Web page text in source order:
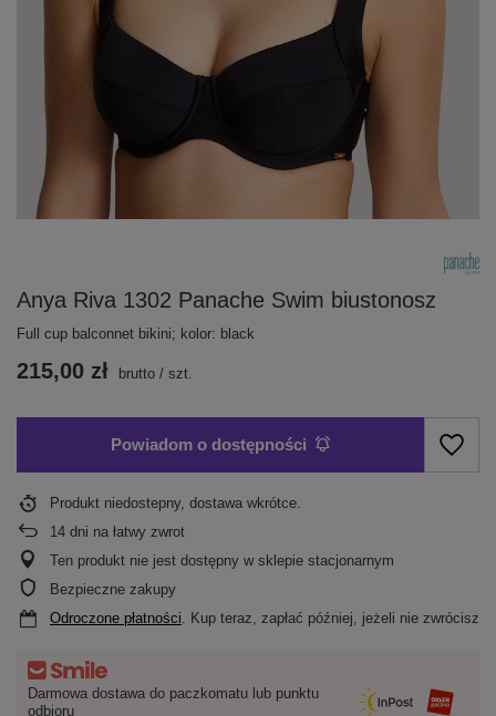
Anya Riva 1302 Panache Swim biustonosz
Full cup balconnet bikini; kolor: black
215,00 zł brutto / szt.
Powiadom o dostępności
Produkt niedostepny, dostawa wkrótce
14 dni na łatwy zwrot
Ten produkt nie jest dostępny w sklepie stacjonarnym
Bezpieczne zakupy
Odroczone płatności . Kup teraz, zapłać później, jeżeli nie zwrócisz
Darmowa dostawa do paczkomatu lub punktu
odbioru